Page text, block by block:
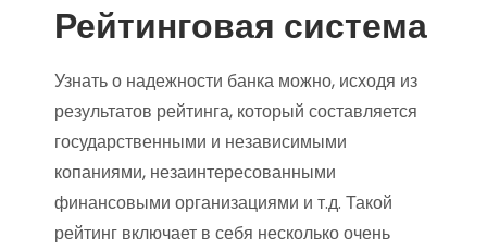
Рейтинговая система
Узнать о надежности банка можно, исходя из
результатов рейтинга, который составляется
государственными и независимыми
копаниями, незаинтересованными
финансовыми организациями и т.д. Такой
рейтинг включает в себя несколько очень